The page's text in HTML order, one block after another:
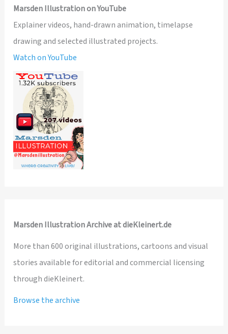
Marsden Illustration on YouTube
Explainer videos, hand-drawn animation, timelapse
drawing and selected illustrated projects.
Watch on YouTube
Marsden Illustration Archive at dieKleinert.de
More than 600 original illustrations, cartoons and visual
stories available for editorial and commercial licensing
through dieKleinert.
Browse the archive